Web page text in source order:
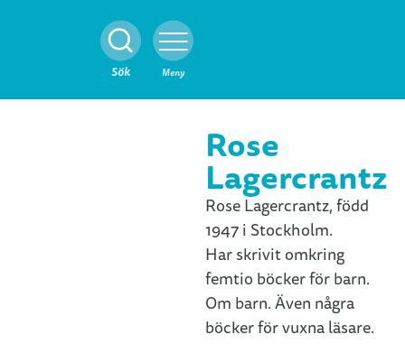
Sök
Stäng Meny
Rose
Lagercrantz
Rose Lagercrantz, född
1947 i Stockholm.
Har skrivit omkring
femtio böcker för barn.
Om barn. Även några
böcker för vuxna läsare.